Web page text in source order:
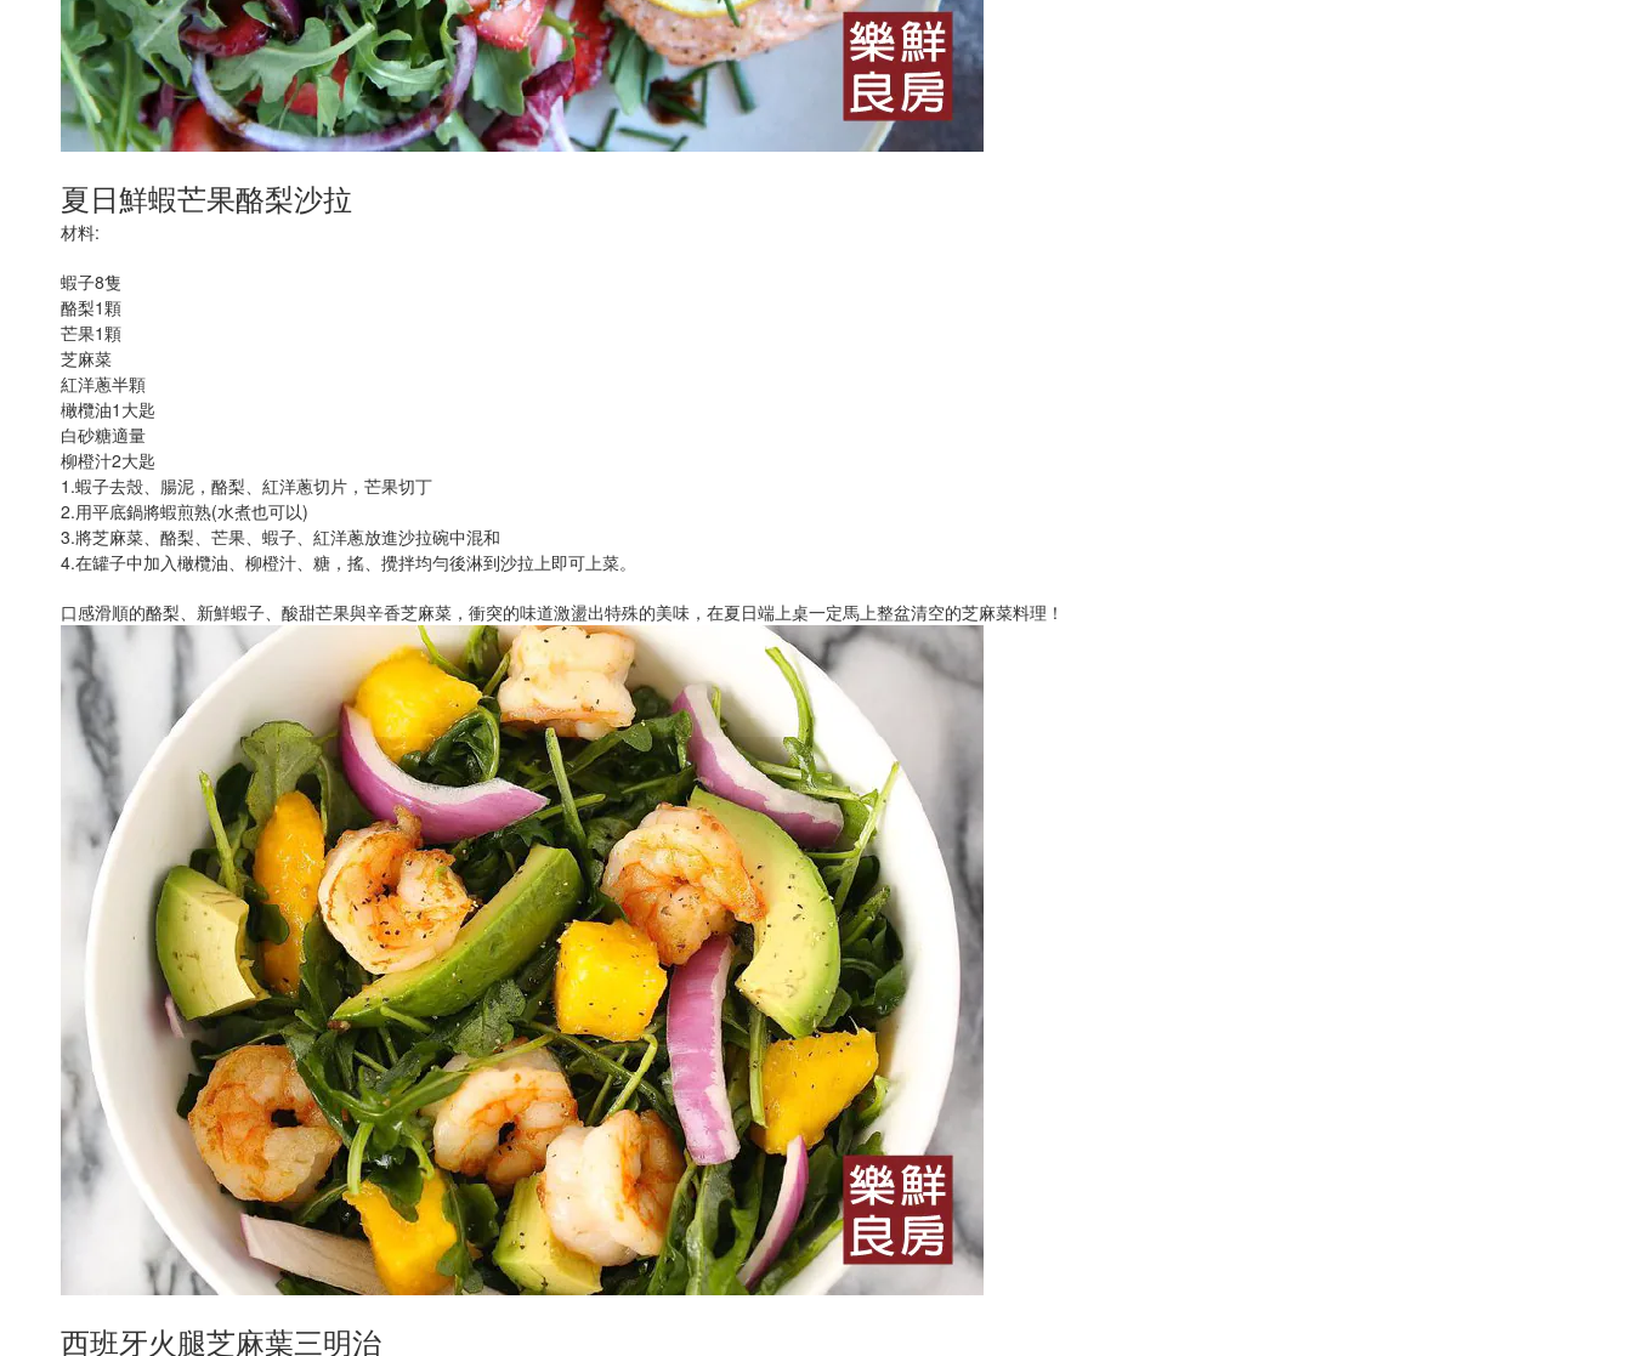
夏日鮮蝦芒果酪梨沙拉
材料:
蝦子8隻
酪梨1顆
芒果1顆
芝麻菜
紅洋蔥半顆
橄欖油1大匙
白砂糖適量
柳橙汁2大匙
1.蝦子去殼、腸泥，酪梨、紅洋蔥切片，芒果切丁
2.用平底鍋將蝦煎熟(水煮也可以)
3.將芝麻菜、酪梨、芒果、蝦子、紅洋蔥放進沙拉碗中混和
4.在罐子中加入橄欖油、柳橙汁、糖，搖、攪拌均勻後淋到沙拉上即可上菜。
口感滑順的酪梨、新鮮蝦子、酸甜芒果與辛香芝麻菜，衝突的味道激盪出特殊的美味，在夏日端上桌一定馬上整盆清空的芝麻菜料理！
西班牙火腿芝麻葉三明治